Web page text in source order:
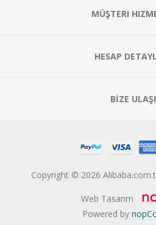
MÜŞTERI
HESAP
BİZE
Copyright © 2026
Web Tasarım
Powered by